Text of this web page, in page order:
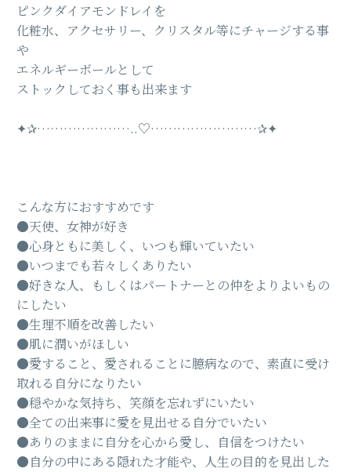
ピンクダイアモンドレイを
化粧水、アクセサリー、クリスタル等にチャージする事
や
エネルギーボールとして
ストックしておく事も出来ます
✦︎✰︎…………………..♡……………………✰✦︎
こんな方におすすめです
●天使、女神が好き
●心身ともに美しく、いつも輝いていたい
●いつまでも若々しくありたい
●好きな人、もしくはパートナーとの仲をよりよいもの
にしたい
●生理不順を改善したい
●肌に潤いがほしい
●愛すること、愛されることに臆病なので、素直に受け
取れる自分になりたい
●穏やかな気持ち、笑顔を忘れずにいたい
●全ての出来事に愛を見出せる自分でいたい
●ありのままに自分を心から愛し、自信をつけたい
●自分の中にある隠れた才能や、人生の目的を見出した